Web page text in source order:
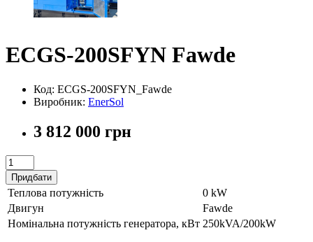
ECGS-200SFYN Fawde
Код: ECGS-200SFYN_Fawde
Виробник: EnerSol
3 812 000 грн
Придбати
Теплова потужність
0 kW
Двигун
Fawde
Номінальна потужність генератора, кВт 250kVA/200kW